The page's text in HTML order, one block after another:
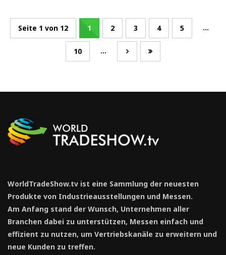
Seite 1 von 12 1 2 3 4 5 ...
10 ...
WorldTradeShow.tv ist eine Sammlung der neuesten
Produkte von Industrieausstellungen und Messen.
Am Anfang stand der Wunsch, Unternehmen aller
Branchen dabei zu unterstützen, Messen einfach und
effizient zu nutzen, um Vertriebskanäle zu erweitern und
neue Kunden zu treffen.